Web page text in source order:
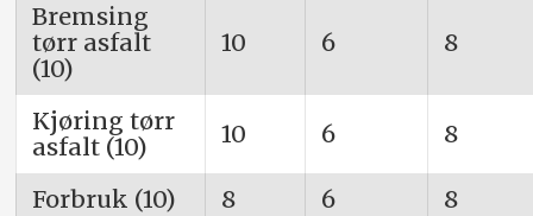
Bremsing
tørr asfalt
(10)
10 6 8
Kjøring tørr
asfalt (10)
10 6 8
Forbruk (10) 8 6
8